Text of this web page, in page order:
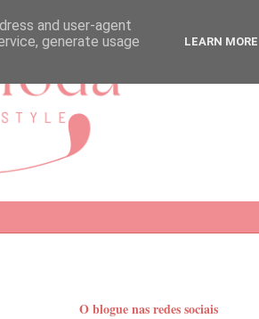
O blogue nas redes sociais
and user-agent
generate usage
LEARN MORE